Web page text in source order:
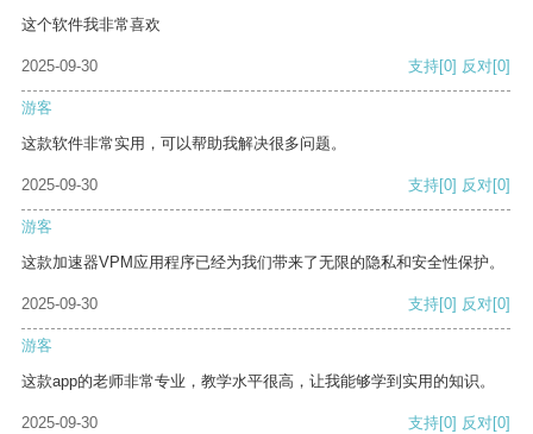
这个软件我非常喜欢
2025-09-30 支持[0] 反对[0]
游客
这款软件非常实用，可以帮助我解决很多问题。
2025-09-30 支持[0] 反对[0]
游客
这款加速器VPM应用程序已经为我们带来了无限的隐私和安全性保护。
2025-09-30 支持[0] 反对[0]
游客
这款app的老师非常专业，教学水平很高，让我能够学到实用的知识。
2025-09-30 支持[0] 反对[0]